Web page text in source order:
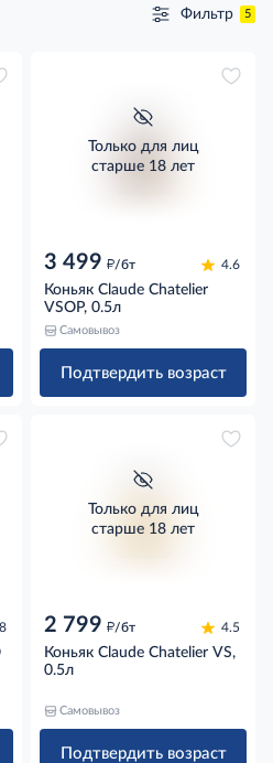
Фильтр 5
Только для лиц
старше 18 лет
3 499 д/бт 4.6
Коньяк Claude Chatelier
VSOP, 0.5л
Самовывоз
Подтвердить возраст
Только для лиц
старше 18 лет
2 799 д/бт 4.5
Коньяк Claude Chatelier VS,
0.5л
Самовывоз
Подтвердить возраст